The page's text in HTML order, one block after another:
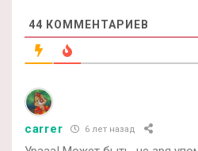
44 КОММЕНТАРИЕВ
carrer 6 лет назад